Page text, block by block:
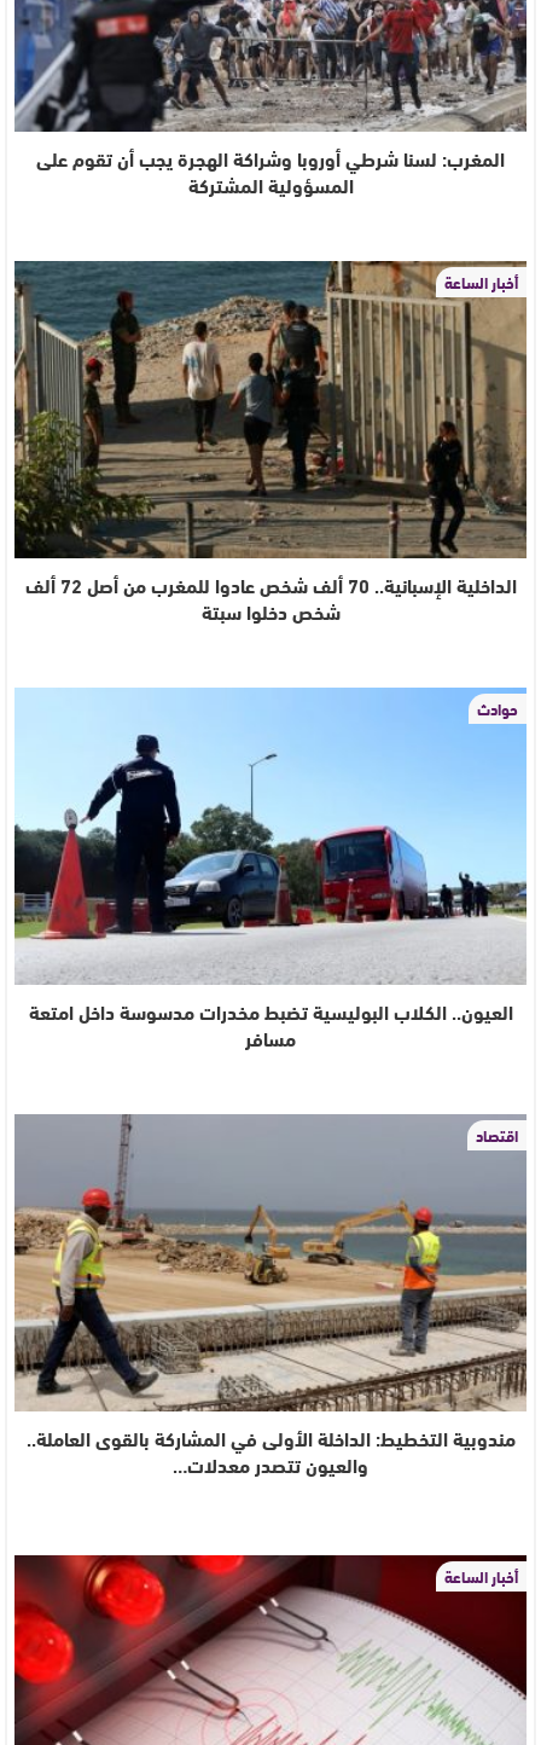
المغرب: لسنا شرطي أوروبا وشراكة الهجرة يجب أن تقوم على
المسؤولية المشتركة
أخبار الساعة
الداخلية الإسبانية.. 70 ألف شخص عادوا للمغرب من أصل 72 ألف
شخص دخلوا سبتة
حوادث
العيون.. الكلاب البوليسية تضبط مخدرات مدسوسة داخل امتعة
مسافر
اقتصاد
مندوبية التخطيط: الداخلة الأولى في المشاركة بالقوى العاملة..
والعيون تتصدر معدلات…
أخبار الساعة